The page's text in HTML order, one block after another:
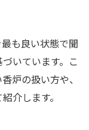
も良い状態で聞
いています。こ
炉の扱い方や、
介します。